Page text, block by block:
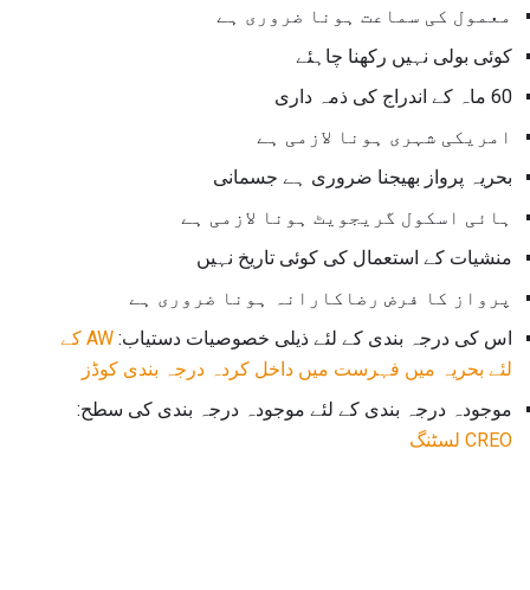
معمول کی سماعت ہونا ضروری ہے
کوئی بولی نہیں رکھنا چاہئے
60 ماہ کے اندراج کی ذمہ داری
امریکی شہری ہونا لازمی ہے
بحریہ پرواز بھیجنا ضروری ہے جسمانی
ہائی اسکول گریجویٹ ہونا لازمی ہے
منشیات کے استعمال کی کوئی تاریخ نہیں
پرواز کا فرض رضاکارانہ ہونا ضروری ہے
اس کی درجہ بندی کے لئے ذیلی خصوصیات دستیاب:
AW کے
لئے بحریہ میں فہرست میں داخل کردہ درجہ بندی کوڈز
موجودہ درجہ بندی کے لئے موجودہ درجہ بندی کی سطح:
CREO لسٹنگ